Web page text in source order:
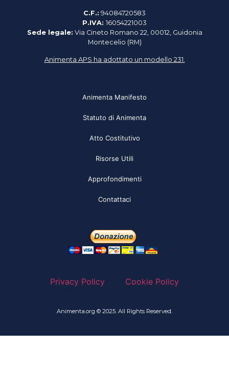
C.F.: 94084720583
P.IVA: 16054221003
Sede legale: Via Cineto Romano 22, 00012, Guidonia
Montecelio (RM)
Animenta APS ha adottato un modello 231.
Animenta Manifesto
Statuto di Animenta
Atto Costitutivo
Risorse Utili
Approfondimenti
Contattaci
Privacy Policy Cookie Policy
Animenta.org © 2025. All Rights Reserved.